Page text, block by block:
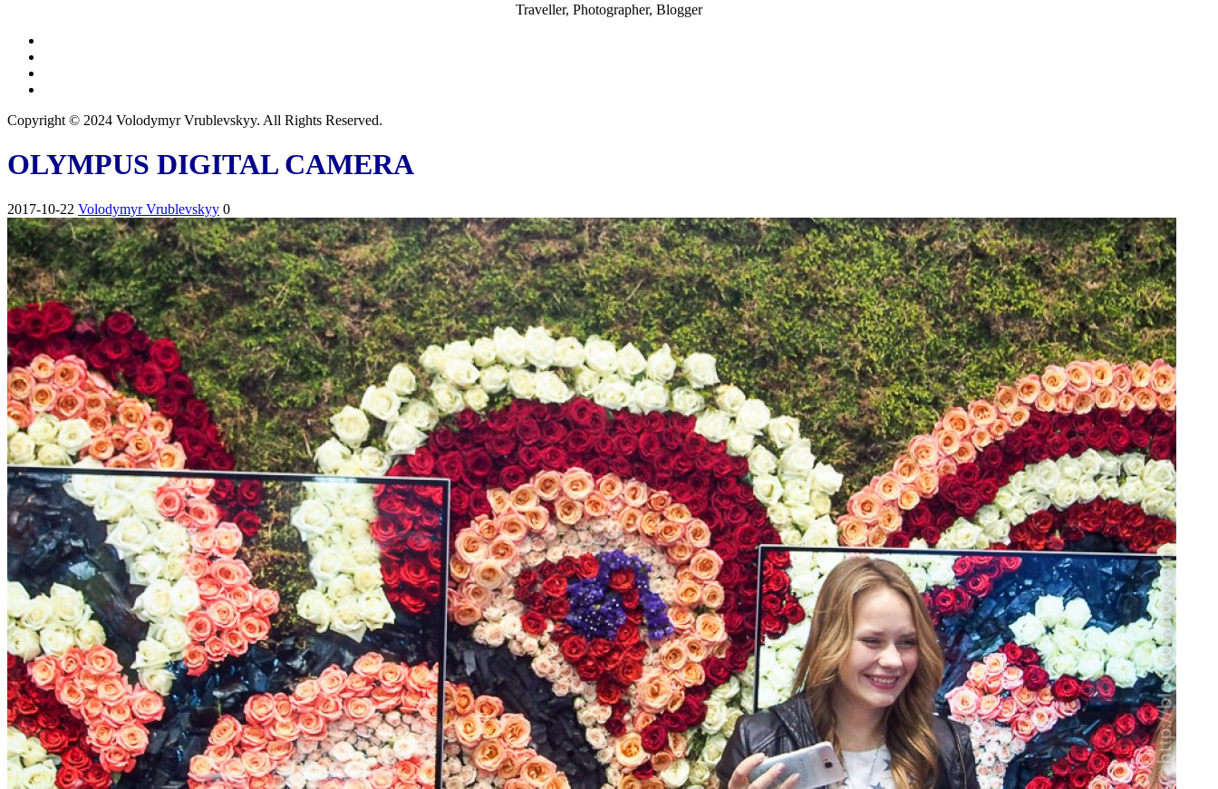
Traveller, Photographer, Blogger
Copyright © 2024 Volodymyr Vrublevskyy. All Rights Reserved.
OLYMPUS DIGITAL CAMERA
2017-10-22 Volodymyr Vrublevskyy 0